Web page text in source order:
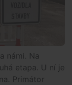
námi. Na
etapa. U ní je
Primátor